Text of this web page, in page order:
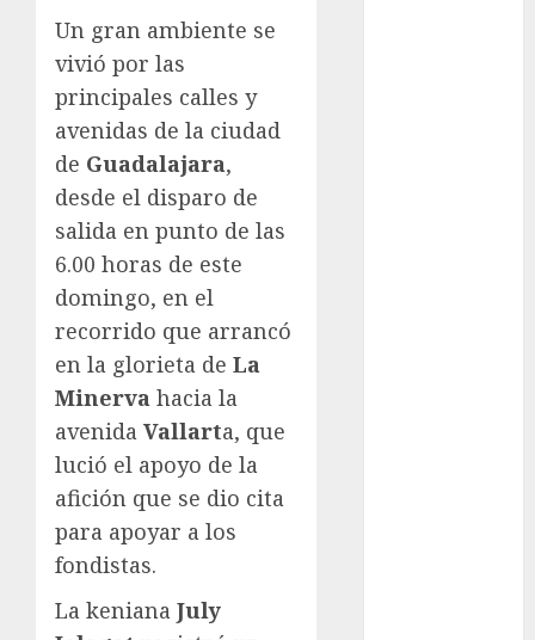
Un gran ambiente se
vivió por las
principales calles y
avenidas de la ciudad
de Guadalajara,
desde el disparo de
salida en punto de las
6.00 horas de este
domingo, en el
recorrido que arrancó
en la glorieta de La
Minerva hacia la
avenida Vallarta, que
lució el apoyo de la
afición que se dio cita
para apoyar a los
fondistas.
La keniana July